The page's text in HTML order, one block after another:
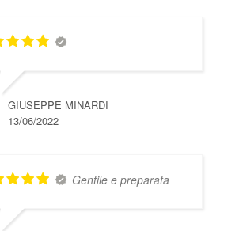
GIUSEPPE MINARDI
13/06/2022
Gentile e preparata